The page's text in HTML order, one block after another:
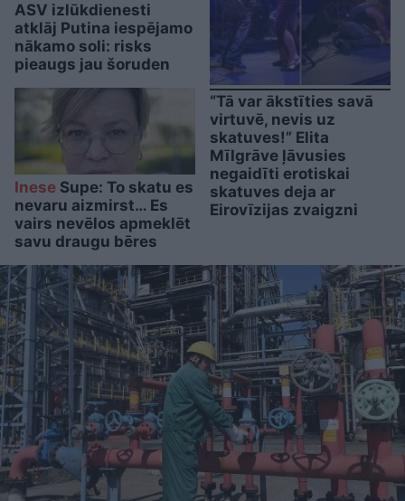
ASV izlūkdienesti
atklāj Putina iespējamo
nākamo soli: risks
pieaugs jau šoruden
Inese Supe: To skatu es
nevaru aizmirst… Es
vairs nevēlos apmeklēt
savu draugu bēres
“Tā var ākstīties savā
virtuvē, nevis uz
skatuves!” Elita
Mīlgrāve ļāvusies
negaidīti erotiskai
skatuves deja ar
Eirovīzijas zvaigzni